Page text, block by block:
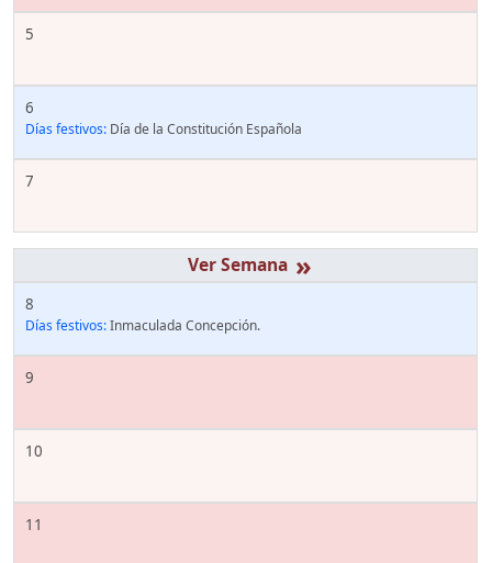
5
6
Días festivos: Día de la Constitución Española
7
»
8
Días festivos:Inmaculada Concepción.
9
10
11